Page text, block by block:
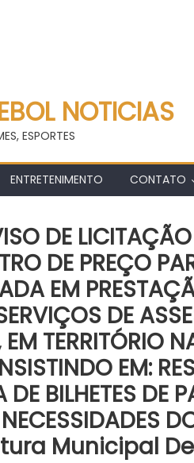
NOTICIAS
ESPORTES
ENTRETENIMENTO CONTATO
DE
DE PREÇO
EM
DE
TERRITÓRIO
EM:
BILHETES DE
Municipal